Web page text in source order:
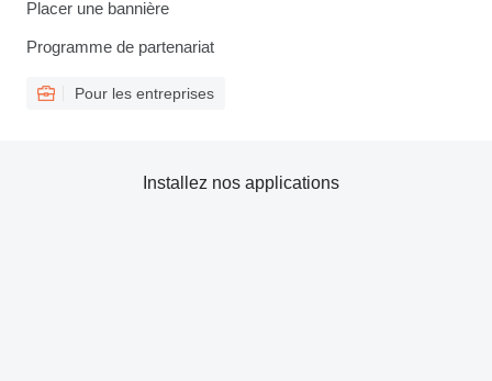
Placer une bannière
Programme de partenariat
Pour les entreprises
Installez nos applications